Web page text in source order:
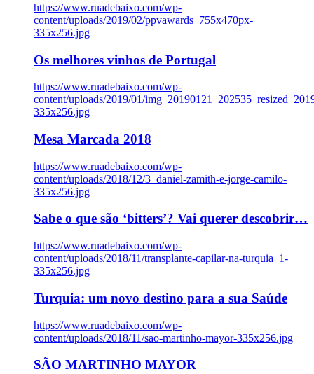
https://www.ruadebaixo.com/wp-
content/uploads/2019/02/ppvawards_755x470px-
335x256.jpg
Os melhores vinhos de Portugal
https://www.ruadebaixo.com/wp-
content/uploads/2019/01/
335x256.jpg
Mesa Marcada 2018
https://www.ruadebaixo.com/wp-
content/uploads/2018/12/3_daniel-zamith-e-jorge-camilo-
335x256.jpg
Sabe o que são ‘bitters’? Vai querer descobrir…
https://www.ruadebaixo.com/wp-
content/uploads/2018/11/transplante-capilar-na-turquia_1-
335x256.jpg
Turquia: um novo destino para a sua Saúde
https://www.ruadebaixo.com/wp-
content/uploads/2018/11/sao-martinho-mayor-335x256.jpg
SÃO MARTINHO MAYOR